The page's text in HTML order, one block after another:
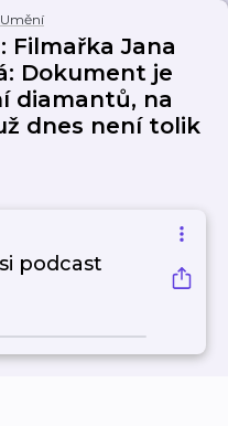
Umění
Filmařka Jana
Dokument je
diamantů, na
dnes není tolik
podcast